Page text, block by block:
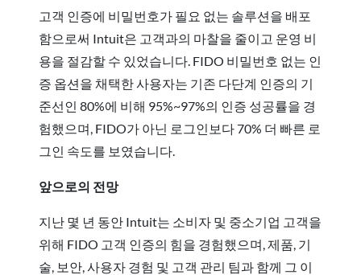
고객 인증에 비밀번호가 필요 없는 솔루션을 배포
함으로써 Intuit은 고객과의 마찰을 줄이고 운영 비
용을 절감할 수 있었습니다. FIDO 비밀번호 없는 인
증 옵션을 채택한 사용자는 기존 다단계 인증의 기
준선인 80%에 비해 95%~97%의 인증 성공률을 경
험했으며, FIDO가 아닌 로그인보다 70% 더 빠른 로
그인 속도를 보였습니다.
앞으로의 전망
지난 몇 년 동안 Intuit는 소비자 및 중소기업 고객을
위해 FIDO 고객 인증의 힘을 경험했으며, 제품, 기
술, 보안, 사용자 경험 및 고객 관리 팀과 함께 그 이